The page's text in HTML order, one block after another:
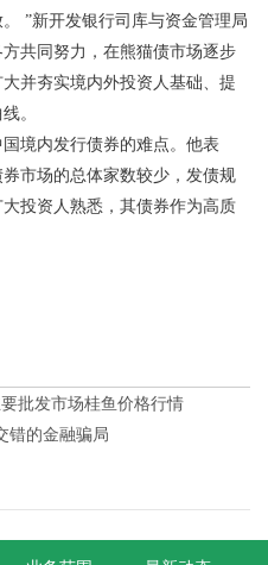
”新开发银行司库与资金管理局
共同努力，在熊猫债市场逐步
并夯实境内外投资人基础、提
。
境内发行债券的难点。他表
市场的总体家数较少，发债规
投资人熟悉，其债券作为高质
批发市场桂鱼价格行情
错的金融骗局